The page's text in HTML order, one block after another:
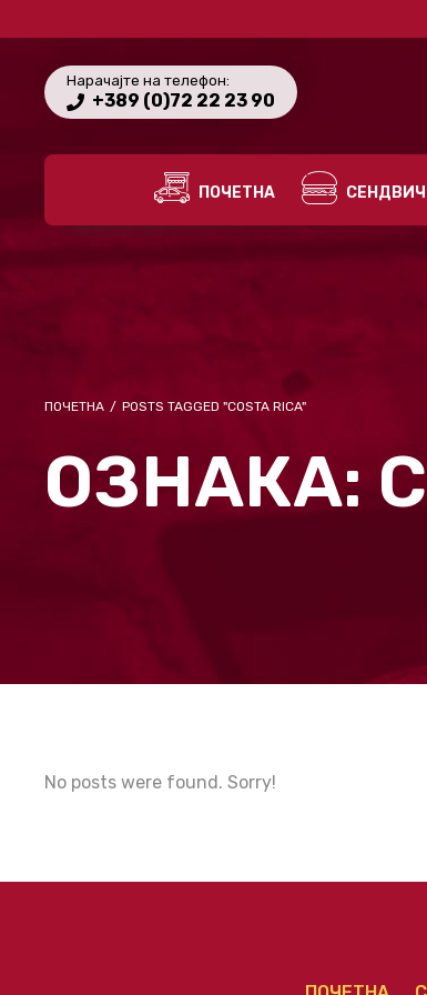
Нарачајте на телефон:
+389 (0)72 22 23 90
ПОЧЕТНА
ПОЧЕТНА / POSTS TAGGED "COSTA RICA"
ОЗНАКА:
No posts were found. Sorry!